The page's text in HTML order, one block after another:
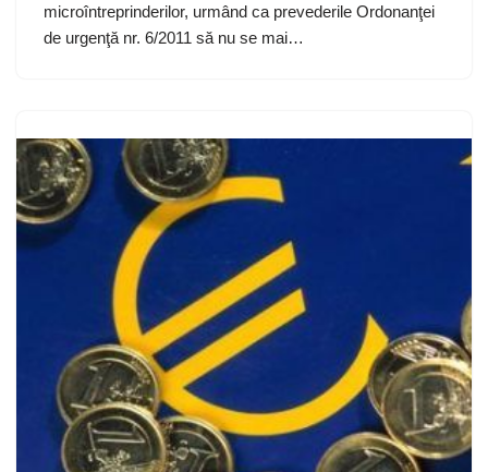
microîntreprinderilor, urmând ca prevederile Ordonanţei
de urgenţă nr. 6/2011 să nu se mai…